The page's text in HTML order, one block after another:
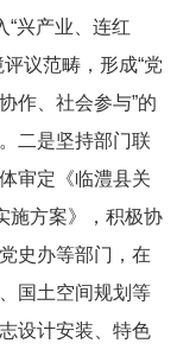
“兴产业、连红
议范畴，形成“党
作、社会参与”的
二是坚持部门联
审定《临澧县关
施方案》，积极协
史办等部门，在
国土空间规划等
设计安装、特色